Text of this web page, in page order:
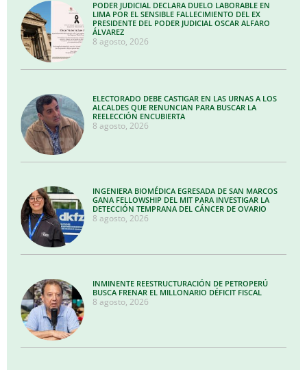
PODER JUDICIAL DECLARA DUELO LABORABLE EN
LIMA POR EL SENSIBLE FALLECIMIENTO DEL EX
PRESIDENTE DEL PODER JUDICIAL OSCAR ALFARO
ÁLVAREZ
8 agosto, 2026
ELECTORADO DEBE CASTIGAR EN LAS URNAS A LOS
ALCALDES QUE RENUNCIAN PARA BUSCAR LA
REELECCIÓN ENCUBIERTA
8 agosto, 2026
INGENIERA BIOMÉDICA EGRESADA DE SAN MARCOS
GANA FELLOWSHIP DEL MIT PARA INVESTIGAR LA
DETECCIÓN TEMPRANA DEL CÁNCER DE OVARIO
8 agosto, 2026
INMINENTE REESTRUCTURACIÓN DE PETROPERÚ
BUSCA FRENAR EL MILLONARIO DÉFICIT FISCAL
8 agosto, 2026